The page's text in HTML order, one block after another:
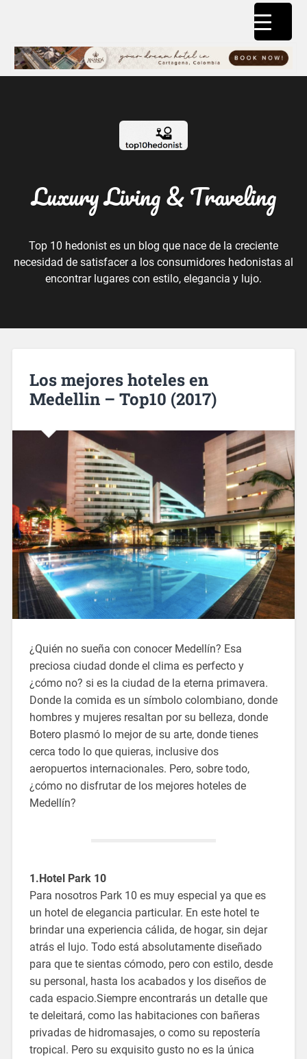
Luxury Living & Traveling
Top 10 hedonist es un blog que nace de la creciente
necesidad de satisfacer a los consumidores hedonistas al
encontrar lugares con estilo, elegancia y lujo.
Los mejores hoteles en
Medellin – Top10 (2017)
¿Quién no sueña con conocer Medellín? Esa
preciosa ciudad donde el clima es perfecto y
¿cómo no? si es la ciudad de la eterna primavera.
Donde la comida es un símbolo colombiano, donde
hombres y mujeres resaltan por su belleza, donde
Botero plasmó lo mejor de su arte, donde tienes
cerca todo lo que quieras, inclusive dos
aeropuertos internacionales. Pero, sobre todo,
¿cómo no disfrutar de los mejores hoteles de
Medellín?
1.Hotel Park 10
Para nosotros Park 10 es muy especial ya que es
un hotel de elegancia particular. En este hotel te
brindar una experiencia cálida, de hogar, sin dejar
atrás el lujo. Todo está absolutamente diseñado
para que te sientas cómodo, pero con estilo, desde
su personal, hasta los acabados y los diseños de
cada espacio.Siempre encontrarás un detalle que
te deleitará, como las habitaciones con bañeras
privadas de hidromasajes, o como su repostería
tropical. Pero su exquisito gusto no es la única